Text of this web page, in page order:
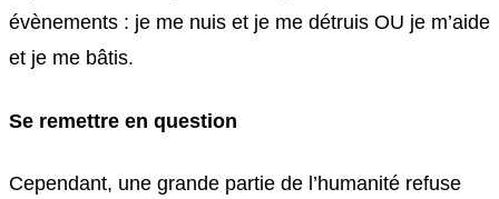
évènements : je me nuis et je me détruis OU je m’aide
et je me bâtis.
Se remettre en question
Cependant, une grande partie de l’humanité refuse